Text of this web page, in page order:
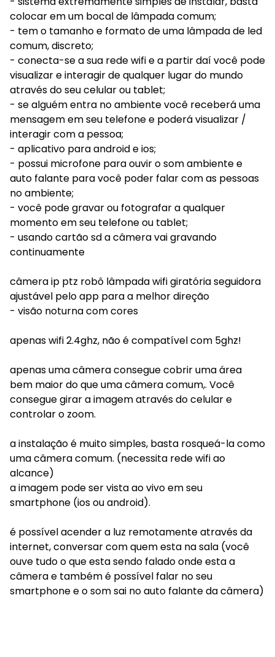
colocar em um bocal de lâmpada comum;
- tem o tamanho e formato de uma lâmpada de led
comum, discreto;
- conecta-se a sua rede wifi e a partir daí você pode
visualizar e interagir de qualquer lugar do mundo
através do seu celular ou tablet;
- se alguém entra no ambiente você receberá uma
mensagem em seu telefone e poderá visualizar /
interagir com a pessoa;
- aplicativo para android e ios;
- possui microfone para ouvir o som ambiente e
auto falante para você poder falar com as pessoas
no ambiente;
- você pode gravar ou fotografar a qualquer
momento em seu telefone ou tablet;
- usando cartão sd a câmera vai gravando
continuamente
câmera ip ptz robô lâmpada wifi giratória seguidora
ajustável pelo app para a melhor direção
- visão noturna com cores
apenas wifi 2.4ghz, não é compatível com 5ghz!
apenas uma câmera consegue cobrir uma área
bem maior do que uma câmera comum,. Você
consegue girar a imagem através do celular e
controlar o zoom.
a instalação é muito simples, basta rosqueá-la como
uma câmera comum. (necessita rede wifi ao
alcance)
a imagem pode ser vista ao vivo em seu
smartphone (ios ou android).
é possível acender a luz remotamente através da
internet, conversar com quem esta na sala (você
ouve tudo o que esta sendo falado onde esta a
câmera e também é possível falar no seu
smartphone e o som sai no auto falante da câmera)